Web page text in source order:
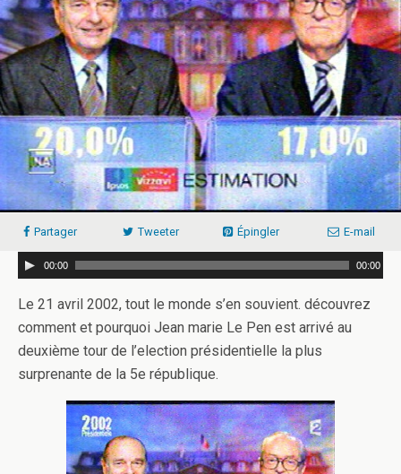
Partager Tweeter Épingler E-mail
00:00 00:00
Le 21 avril 2002, tout le monde s’en souvient. découvrez
comment et pourquoi Jean marie Le Pen est arrivé au
deuxième tour de l’election présidentielle la plus
surprenante de la 5e république.